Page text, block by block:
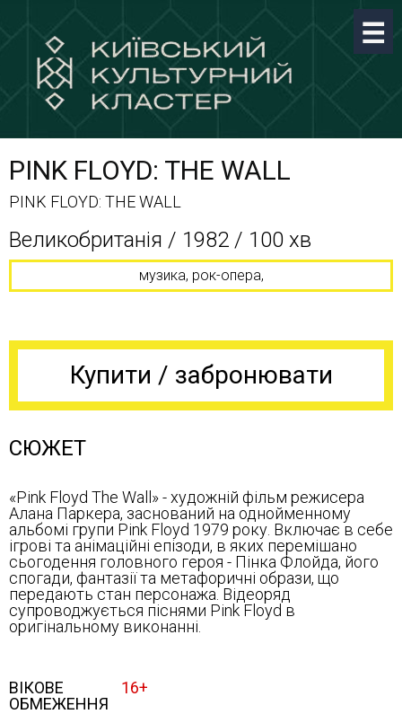
PINK FLOYD: THE WALL
PINK FLOYD: THE WALL
Великобританія / 1982 / 100 хв
музика, рок-опера,
Купити / забронювати
СЮЖЕТ
«Pink Floyd The Wall» - художній фільм режисера
Алана Паркера, заснований на однойменному
альбомі групи Pink Floyd 1979 року. Включає в себе
ігрові та анімаційні епізоди, в яких перемішано
сьогодення головного героя - Пінка Флойда, його
спогади, фантазії та метафоричні образи, що
передають стан персонажа. Відеоряд
супроводжується піснями Pink Floyd в
оригінальному виконанні.
ВІКОВЕ
ОБМЕЖЕННЯ
16+